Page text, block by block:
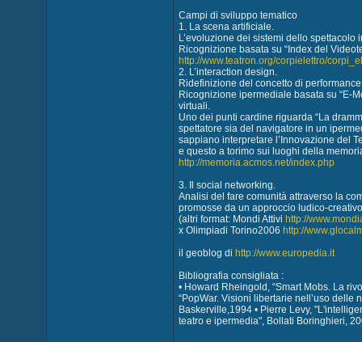
Campi di sviluppo tematico
1. La scena artificiale.
L’evoluzione dei sistemi dello
Ricognizione basata su “Index del
http://www.teatron.org/corpielettro/
2. L’interaction design.
Ridefinizione del concetto di
Ricognizione ipermediale basata su “E-
virtuali.
Uno dei punti cardine riguarda “La
spettatore sia del navigatore in un
sappiano interpretare l’Innovazione del
e questo a torimo sui luoghi della
http://memoria.acmos.net/index.php
3. Il social networking.
Analisi del fare comunità attraverso la
promosse da un approccio ludico-
(altri format: Mondi Attivi http://
x Olimpiadi Torino2006 http://
il geoblog di http://www.europedia.it
Bibliografia consigliata :
• Howard Rheingold, “Smart Mobs. La
“PopWar. Visioni libertarie nell’uso delle
Baskerville,1994 • Pierre Levy,
teatro e ipermedia", Bollati Boringhieri,